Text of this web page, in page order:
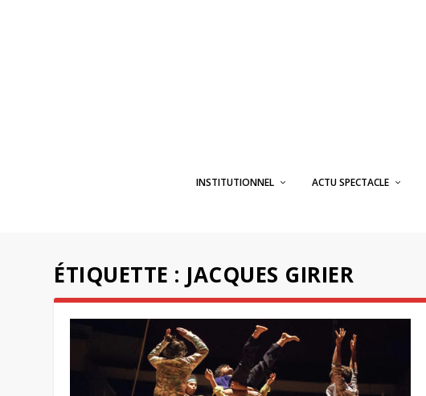
INSTITUTIONNEL ACTU SPECTACLE
ÉTIQUETTE : JACQUES GIRIER